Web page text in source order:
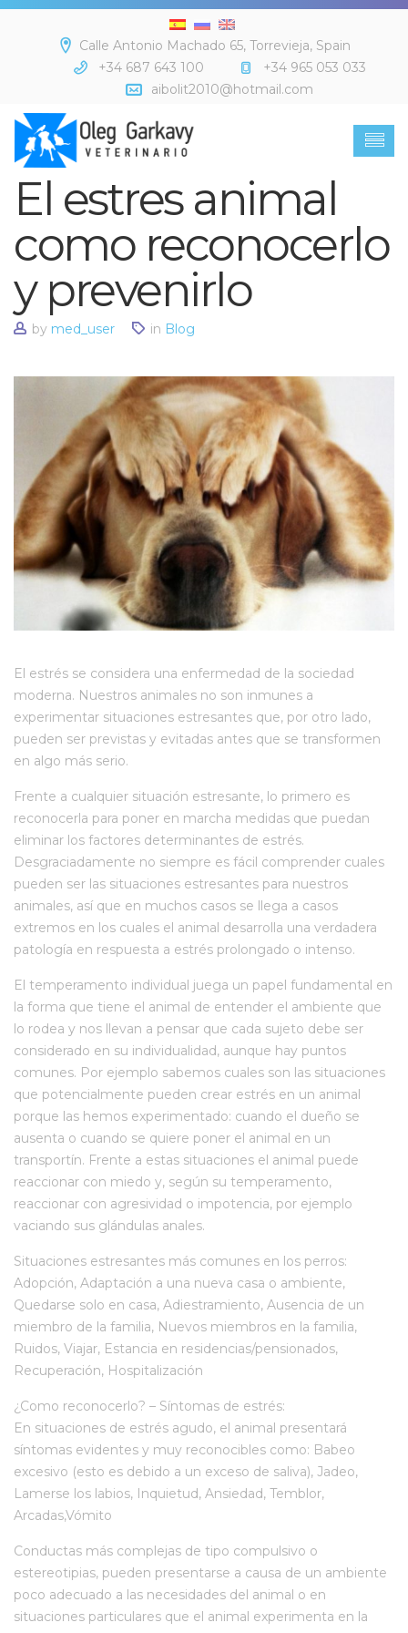
Calle Antonio Machado 65, Torrevieja, Spain
+34 687 643 100
+34 965 053 033
aibolit2010@hotmail.com
El estres animal
como reconocerlo
y prevenirlo
by med_user in Blog
El estrés se considera una enfermedad de la sociedad
moderna. Nuestros animales no son inmunes a
experimentar situaciones estresantes que, por otro lado,
pueden ser previstas y evitadas antes que se transformen
en algo más serio.
Frente a cualquier situación estresante, lo primero es
reconocerla para poner en marcha medidas que puedan
eliminar los factores determinantes de estrés.
Desgraciadamente no siempre es fácil comprender cuales
pueden ser las situaciones estresantes para nuestros
animales, así que en muchos casos se llega a casos
extremos en los cuales el animal desarrolla una verdadera
patología en respuesta a estrés prolongado o intenso.
El temperamento individual juega un papel fundamental en
la forma que tiene el animal de entender el ambiente que
lo rodea y nos llevan a pensar que cada sujeto debe ser
considerado en su individualidad, aunque hay puntos
comunes. Por ejemplo sabemos cuales son las situaciones
que potencialmente pueden crear estrés en un animal
porque las hemos experimentado: cuando el dueño se
ausenta o cuando se quiere poner el animal en un
transportín. Frente a estas situaciones el animal puede
reaccionar con miedo y, según su temperamento,
reaccionar con agresividad o impotencia, por ejemplo
vaciando sus glándulas anales.
Situaciones estresantes más comunes en los perros:
Adopción, Adaptación a una nueva casa o ambiente,
Quedarse solo en casa, Adiestramiento, Ausencia de un
miembro de la familia, Nuevos miembros en la familia,
Ruidos, Viajar, Estancia en residencias/pensionados,
Recuperación, Hospitalización
¿Como reconocerlo? – Síntomas de estrés:
En situaciones de estrés agudo, el animal presentará
síntomas evidentes y muy reconocibles como: Babeo
excesivo (esto es debido a un exceso de saliva), Jadeo,
Lamerse los labios, Inquietud, Ansiedad, Temblor,
Arcadas,Vómito
Conductas más complejas de tipo compulsivo o
estereotipias, pueden presentarse a causa de un ambiente
poco adecuado a las necesidades del animal o en
situaciones particulares que el animal experimenta en la